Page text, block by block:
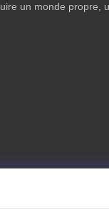
un monde propre,